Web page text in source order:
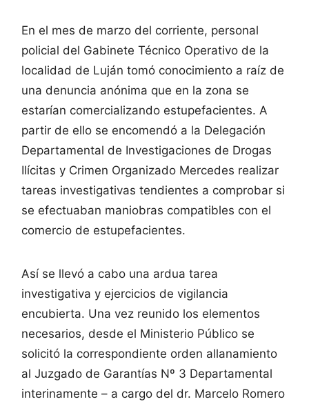
En el mes de marzo del corriente, personal
policial del Gabinete Técnico Operativo de la
localidad de Luján tomó conocimiento a raíz de
una denuncia anónima que en la zona se
estarían comercializando estupefacientes. A
partir de ello se encomendó a la Delegación
Departamental de Investigaciones de Drogas
Ilícitas y Crimen Organizado Mercedes realizar
tareas investigativas tendientes a comprobar si
se efectuaban maniobras compatibles con el
comercio de estupefacientes.
Así se llevó a cabo una ardua tarea
investigativa y ejercicios de vigilancia
encubierta. Una vez reunido los elementos
necesarios, desde el Ministerio Público se
solicitó la correspondiente orden allanamiento
al Juzgado de Garantías Nº 3 Departamental
interinamente – a cargo del dr. Marcelo Romero